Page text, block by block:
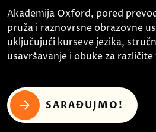
Akademija Oxford, pored
pruža i raznovrsne obrazovne
uključujući kurseve jezika,
usavršavanje i obuke za
SARAĐUJMO!